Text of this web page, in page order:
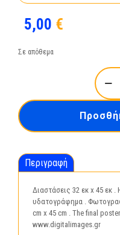
5,00 €
Σε απόθεμα
ΒΟΛΤΑ
ΜΕ
ΑΛΟΓΑ
45
cm
Περιγραφή
Διαστάσεις 32 εκ x 45 εκ .
υδατογράφημα .
cm x 45 cm . The final
www.digitalimages.gr